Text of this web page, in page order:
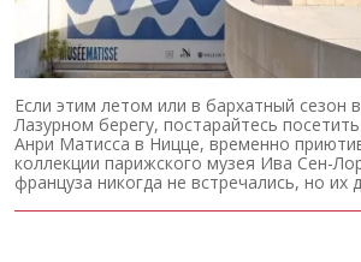
Если этим летом или в бархатный сезон
Лазурном берегу, постарайтесь
Анри Матисса в Ницце, временно
коллекции парижского музея Ива Сен-
француза никогда не встречались, но их